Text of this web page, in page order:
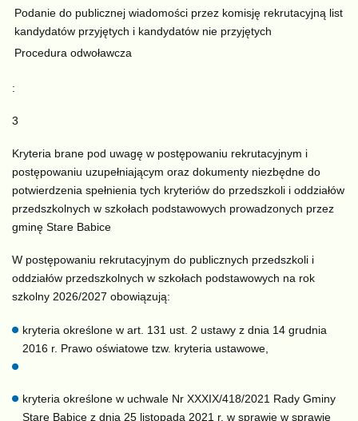
Podanie do publicznej wiadomości przez komisję rekrutacyjną list
kandydatów przyjętych i kandydatów nie przyjętych
Procedura odwoławcza
:
3
Kryteria brane pod uwagę w postępowaniu rekrutacyjnym i
postępowaniu uzupełniającym oraz dokumenty niezbędne do
potwierdzenia spełnienia tych kryteriów do przedszkoli i oddziałów
przedszkolnych w szkołach podstawowych prowadzonych przez
gminę Stare Babice
W postępowaniu rekrutacyjnym do publicznych przedszkoli i
oddziałów przedszkolnych w szkołach podstawowych na rok
szkolny 2026/2027 obowiązują:
kryteria określone w art. 131 ust. 2 ustawy z dnia 14 grudnia
2016 r. Prawo oświatowe tzw. kryteria ustawowe,
kryteria określone w uchwale Nr XXXIX/418/2021 Rady Gminy
Stare Babice z dnia 25 listopada 2021 r. w sprawie w sprawie